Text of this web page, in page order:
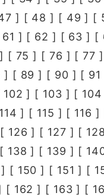
] [ 48 ] [ 49 ] [
61 ] [ 62 ] [ 63 ] [
] [ 75 ] [ 76 ] [77
] [ 89 ] [ 90 ] [ 91
102 ] [ 103 ] [ 104
114 ] [ 115 ] [ 116 ]
126 ] [ 127 ] [ 128
138 ] [ 139 ] [
] [ 150 ] [ 151 ] [
[ 162 ] [ 163 ] [